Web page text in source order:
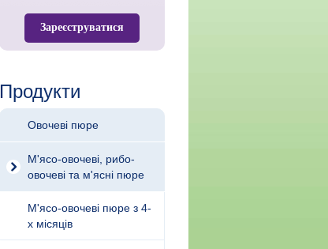
Зареєструватися
Продукти
Овочеві пюре
М'ясо-овочеві, рибо-
овочеві та м'ясні пюре
М'ясо-овочеві пюре з 4-
х місяців